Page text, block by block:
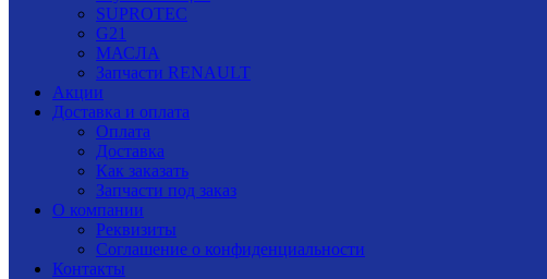
SUPROTEC
G21
МАСЛА
Запчасти RENAULT
Акции
Доставка и оплата
Оплата
Доставка
Как заказать
Запчасти под заказ
О компании
Реквизиты
Соглашение о конфиденциальности
Контакты